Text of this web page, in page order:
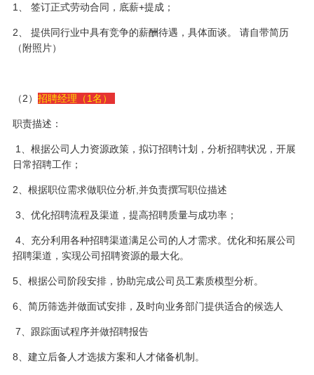
1、 签订正式劳动合同，底薪+提成；
2、 提供同行业中具有竞争的薪酬待遇，具体面谈。 请自带简历
（附照片）
（2） 招聘经理（1名）
职责描述：
1、根据公司人力资源政策，拟订招聘计划，分析招聘状况，开展
日常招聘工作；
2、根据职位需求做职位分析,并负责撰写职位描述
3、优化招聘流程及渠道，提高招聘质量与成功率；
4、充分利用各种招聘渠道满足公司的人才需求。优化和拓展公司
招聘渠道，实现公司招聘资源的最大化。
5、根据公司阶段安排，协助完成公司员工素质模型分析。
6、简历筛选并做面试安排，及时向业务部门提供适合的候选人
7、跟踪面试程序并做招聘报告
8、建立后备人才选拔方案和人才储备机制。